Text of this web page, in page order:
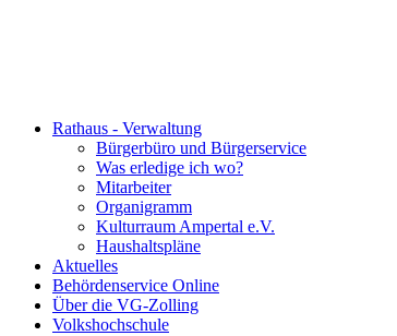
Rathaus - Verwaltung
Bürgerbüro und Bürgerservice
Was erledige ich wo?
Mitarbeiter
Organigramm
Kulturraum Ampertal e.V.
Haushaltspläne
Aktuelles
Behördenservice Online
Über die VG-Zolling
Volkshochschule